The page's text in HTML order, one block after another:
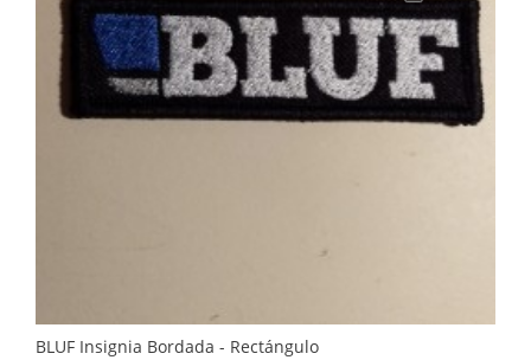
BLUF Insignia Bordada - Rectángulo